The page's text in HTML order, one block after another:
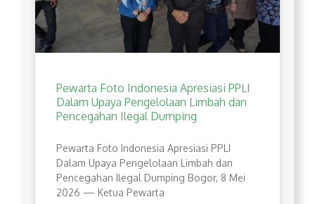
Pewarta Foto Indonesia Apresiasi PPLI
Dalam Upaya Pengelolaan Limbah dan
Pencegahan Ilegal Dumping
Pewarta Foto Indonesia Apresiasi PPLI
Dalam Upaya Pengelolaan Limbah dan
Pencegahan Ilegal Dumping Bogor, 8 Mei
2026 — Ketua Pewarta